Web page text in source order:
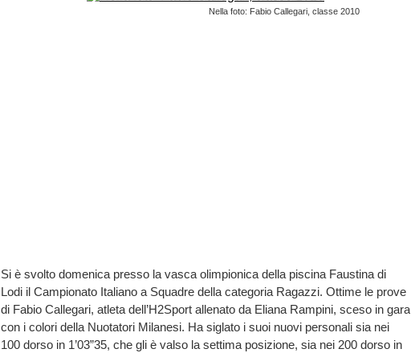
Nella foto: Fabio Callegari, classe 2010
Si è svolto domenica presso la vasca olimpionica della piscina Faustina di
Lodi il Campionato Italiano a Squadre della categoria Ragazzi. Ottime le prove
di Fabio Callegari, atleta dell’H2Sport allenato da Eliana Rampini, sceso in gara
con i colori della Nuotatori Milanesi. Ha siglato i suoi nuovi personali sia nei
100 dorso in 1’03”35, che gli è valso la settima posizione, sia nei 200 dorso in